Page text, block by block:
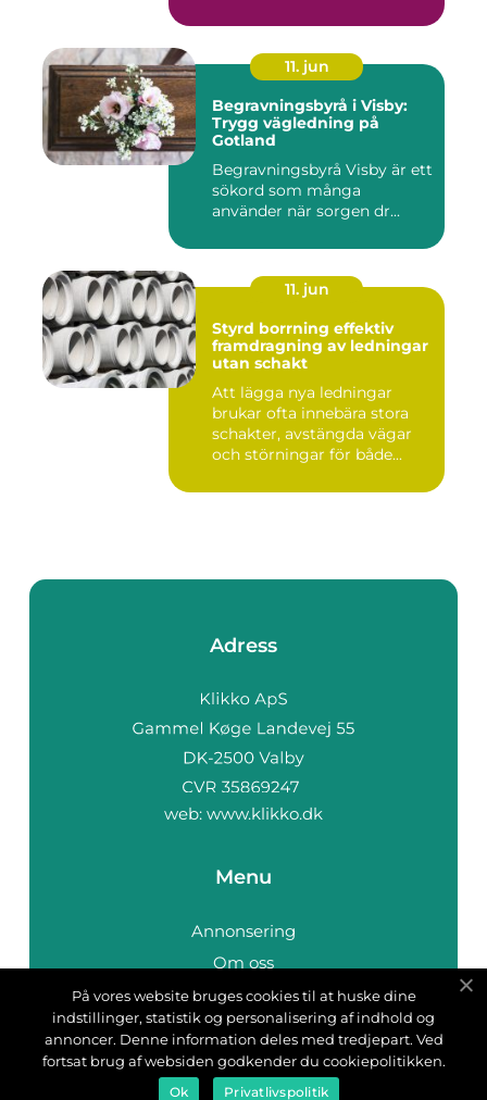
11. jun
Begravningsbyrå i Visby:
Trygg vägledning på
Gotland
Begravningsbyrå Visby är ett
sökord som många
använder när sorgen dr...
11. jun
Styrd borrning effektiv
framdragning av ledningar
utan schakt
Att lägga nya ledningar
brukar ofta innebära stora
schakter, avstängda vägar
och störningar för både...
Adress
web: www.klikko.dk
Menu
Annonsering
Om oss
Cookies
Kontakta oss
Sitemap
På vores website bruges cookies til at huske dine
indstillinger, statistik og personalisering af indhold og
annoncer. Denne information deles med tredjepart. Ved
fortsat brug af websiden godkender du cookiepolitikken.
Ok Privatlivspolitik